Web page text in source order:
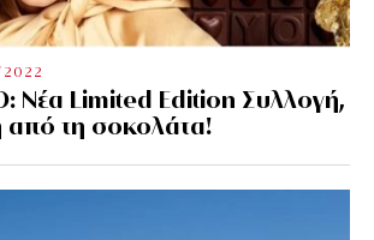
Νέα Limited Edition Συλλογή,
από τη σοκολάτα!